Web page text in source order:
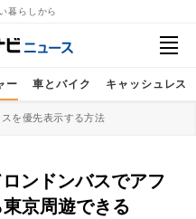
暮らしから
ー 車とバイク キャッシュレス
を優先表示する方法
ンドンバスでアフ
京周遊できる